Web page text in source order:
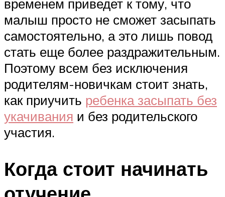
временем приведет к тому, что
малыш просто не сможет засыпать
самостоятельно, а это лишь повод
стать еще более раздражительным.
Поэтому всем без исключения
родителям-новичкам стоит знать,
как приучить ребенка засыпать без
укачивания и без родительского
участия.
Когда стоит начинать